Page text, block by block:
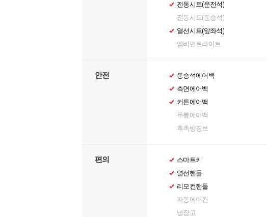
전동시트(운전석)
전동시트(동승석)
열선시트(앞좌석)
엠비언트라이트
안전
동승석에어백
측면에어백
커튼에어백
무릎에어백
후측방경보
편의
스마트키
열선핸들
리모컨핸들
자동에어컨
냉장고